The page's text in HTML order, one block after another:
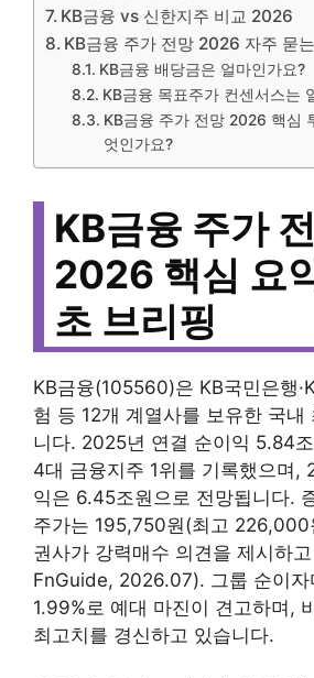
KB금융 vs 신한지주 비교 2026
KB금융 주가 전망 2026 자주 묻
KB금융 배당금은 얼마인가요?
KB금융 목표주가 컨센서스는
KB금융 주가 전망 2026 핵심
엇인가요?
KB금융 주가
2026 핵심 요
초 브리핑
KB금융(105560)은 KB국민은행
험 등 12개 계열사를 보유한 국내
니다. 2025년 연결 순이익 5.84
4대 금융지주 1위를 기록했으며,
익은 6.45조원으로 전망됩니다.
주가는 195,750원(최고
권사가 강력매수 의견을 제시하
FnGuide, 2026.07). 그룹 순이자
1.99%로 예대 마진이 견고하며,
최고치를 경신하고 있습니다.